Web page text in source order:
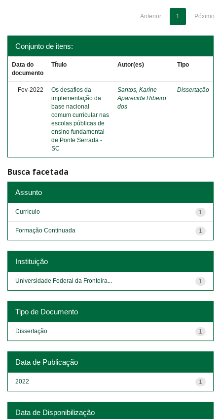
Anterior 1 Póximo
Conjunto de itens:
Data do
documento
Título Autor(es) Tipo
Fev-2022
Os desafios da
implementação da
base nacional
comum curricular nas
escolas públicas de
ensino fundamental
de Ponte Serrada -
SC
Santos, Karine
Aparecida Ribeiro
dos
Dissertação
Busca facetada
Assunto
1
Currículo
1
Formação Continuada
Instituição
1
Universidade Federal da Fronteira...
Tipo de Documento
1
Dissertação
Data de Publicação
1
2022
Data de Disponibilização